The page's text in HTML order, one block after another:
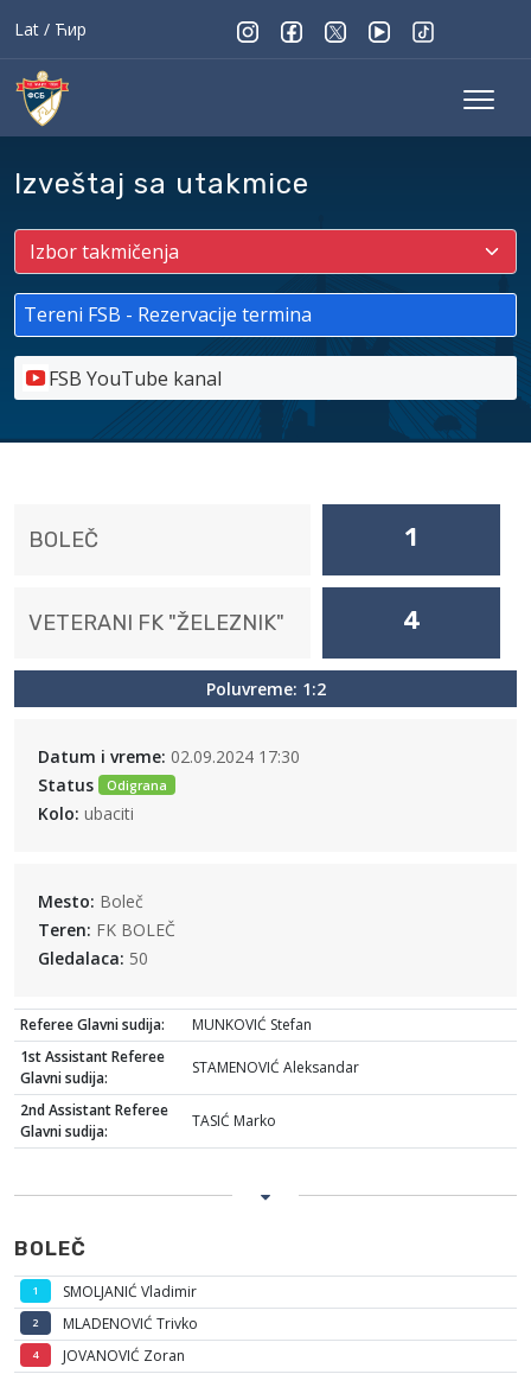
Lat / Ћир
Izveštaj sa utakmice
Tereni FSB - Rezervacije termina
FSB YouTube kanal
BOLEČ 1
VETERANI FK "ŽELEZNIK" 4
Poluvreme: 1:2
Datum i vreme: 02.09.2024 17:30
Status
Odigrana
Kolo: ubaciti
Mesto: Boleč
Teren: FK BOLEČ
Gledalaca: 50
Referee Glavni sudija:
MUNKOVIĆ Stefan
1st Assistant Referee
Glavni sudija:
STAMENOVIĆ Aleksandar
2nd Assistant Referee
Glavni sudija:
TASIĆ Marko
BOLEČ
1 SMOLJANIĆ Vladimir
2 MLADENOVIĆ Trivko
4 JOVANOVIĆ Zoran